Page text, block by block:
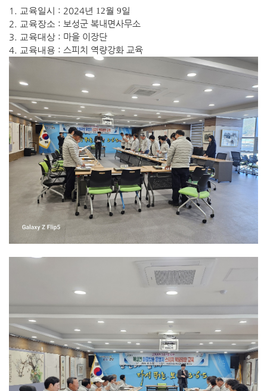
1. 교육일시 : 2024년 12월 9일
2. 교육장소 : 보성군 복내면사무소
3.
교육대상 : 마을 이장단
4.
교육내용 : 스피치 역량강화 교육